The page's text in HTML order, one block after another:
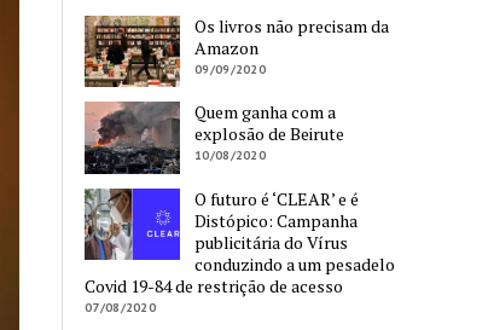
Os livros não precisam da
Amazon
09/09/2020
Quem ganha com a
explosão de Beirute
10/08/2020
O futuro é ‘CLEAR’ e é
Distópico: Campanha
publicitária do Vírus
conduzindo a um pesadelo
Covid 19-84 de restrição de acesso
07/08/2020